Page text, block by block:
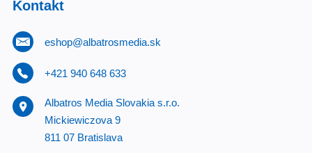
Kontakt
eshop@albatrosmedia.sk
+421 940 648 633
Albatros Media Slovakia s.r.o.
Mickiewiczova 9
811 07 Bratislava